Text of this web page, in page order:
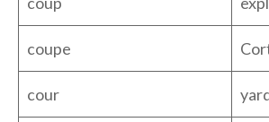
coupe
cour